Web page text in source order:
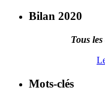
Bilan 2020
Tous
Mots-clés